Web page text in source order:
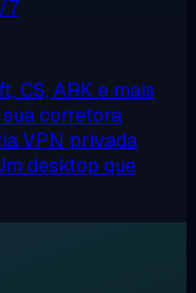
7
CS, ARK e mais
corretora
VPN privada
desktop que